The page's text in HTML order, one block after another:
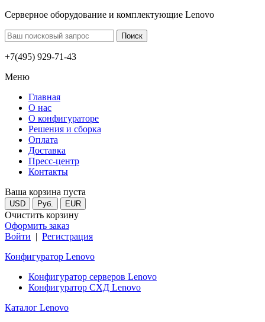
Серверное оборудование и комплектующие Lenovo
+7(495) 929-71-43
Меню
Главная
О нас
О конфигураторе
Решения и сборка
Оплата
Доставка
Пресс-центр
Контакты
Ваша корзина пуста
USD Руб. EUR
Очистить корзину
Оформить заказ
Войти | Регистрация
Конфигуратор Lenovo
Конфигуратор серверов Lenovo
Конфигуратор СХД Lenovo
Каталог Lenovo